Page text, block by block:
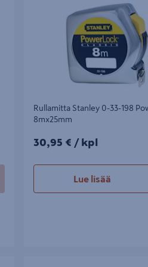
Rullamitta Stanley 0-33-198
8mx25mm
30,95€/kpl
30,95 € / kpl
Lue lisää